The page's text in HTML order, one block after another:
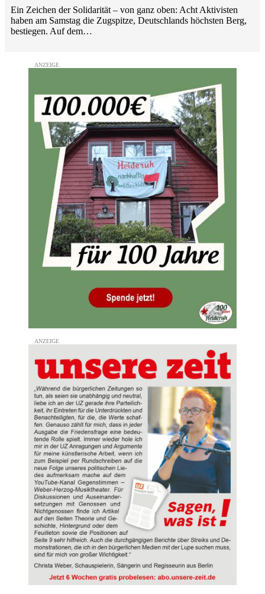
Ein Zeichen der Solidarität – von ganz oben: Acht Aktivisten
haben am Samstag die Zugspitze, Deutschlands höchsten Berg,
bestiegen. Auf dem…